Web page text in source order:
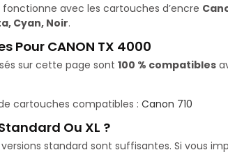
fonctionne avec les cartouches d’encre
Cyan, Noir.
Pour CANON TX 4000
sur cette page sont 100 % compatibles
cartouches compatibles : Canon 710
Ou XL ?
standard sont suffisantes. Si vous